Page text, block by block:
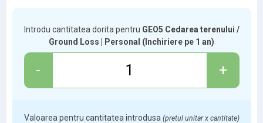
Introdu cantitatea dorita pentru GEO5 Cedarea terenului /
Ground Loss | Personal (Inchiriere pe 1 an)
- +
Valoarea pentru cantitatea introdusa (pretul unitar x cantitate)